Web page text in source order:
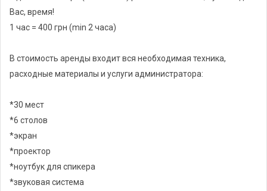
Вас, время!
1 час = 400 грн (min 2 часа)
В стоимость аренды входит вся необходимая техника,
расходные материалы и услуги администратора:
*30 мест
*6 столов
*экран
*проектор
*ноутбук для спикера
*звуковая система